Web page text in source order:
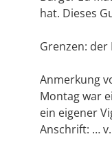
hat. Dieses
Grenzen:
Anmerkung
Montag war
ein eigener
Anschrift: …